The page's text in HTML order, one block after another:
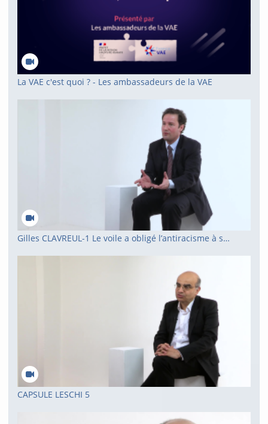
La VAE c'est quoi ? - Les ambassadeurs de la VAE
Gilles CLAVREUL-1 Le voile a obligé l’antiracisme à se repositionner
CAPSULE LESCHI 5